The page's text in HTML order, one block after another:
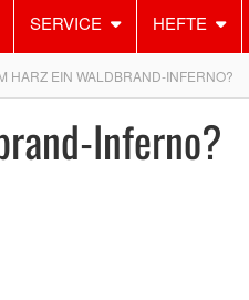
SERVICE HEFTE
HARZ EIN WALDBRAND-INFERNO?
Inferno?